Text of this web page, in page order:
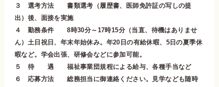
３ 選考方法 書類選考（履歴書、医師免許証の写しの提
出）後、面接を実施
４ 勤務条件 8時30分～17時15分（当直、待機はありませ
ん）土日祝日、年末年始休み。年20日の有給休暇、5日の夏季休
暇など。学会出張、研修会などに参加可能。
５ 待 遇 福祉事業団規程による給与、各種手当など
６ 応募方法 総務担当に御連絡ください。見学なども随時